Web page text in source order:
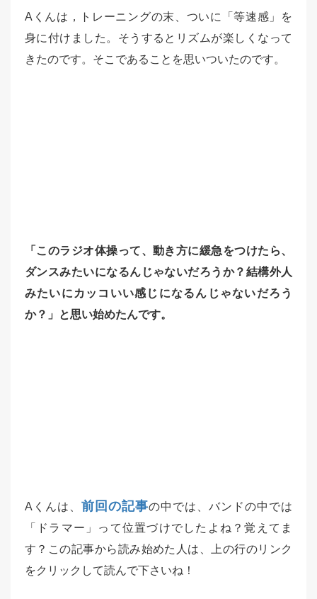
Aくんは，トレーニングの末、ついに「等速感」を
身に付けました。そうするとリズムが楽しくなって
きたのです。そこであることを思いついたのです。
「このラジオ体操って、動き方に緩急をつけたら、
ダンスみたいになるんじゃないだろうか？結構外人
みたいにカッコいい感じになるんじゃないだろう
か？」と思い始めたんです。
Aくんは、 前回の記事の中では、バンドの中では
「ドラマー」って位置づけでしたよね？覚えてま
す？この記事から読み始めた人は、上の行のリンク
をクリックして読んで下さいね！